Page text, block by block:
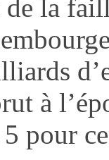
de la
à
pour